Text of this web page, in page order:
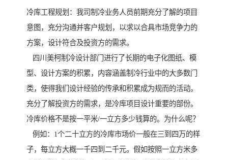
冷库工程规划：我司制冷业务人员前期充分了解的项目
意图，充分沟通并客户规划，以求以合具市场竞争力的
方案，设计符合及投资方的需求。
四川美柯制冷设计部门进行了长期的电子化图纸、模
型、设计方案的积累，内容涵盖制冷行业中的大多数门
类，使得我们设计经验的传承和积累成为规而的活动。
充分了解投资方的需求，是冷库项目设计重要的部份。
冷库价格不是按一平米/一立方多少钱算的。为什么呢？
例如：1个二十立方的冷库市场价一般在三到四万的样
子，每立方大概一千四到二千元。假如按照一立方米多